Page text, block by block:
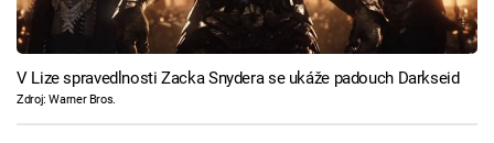
V Lize spravedlnosti Zacka Snydera se ukáže padouch Darkseid
Zdroj: Warner Bros.